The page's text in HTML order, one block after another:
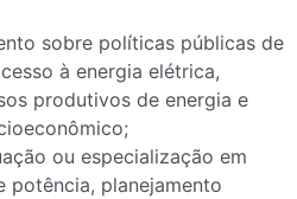
sobre políticas públicas de
à energia elétrica,
produtivos de energia e
ou especialização em
potência, planejamento